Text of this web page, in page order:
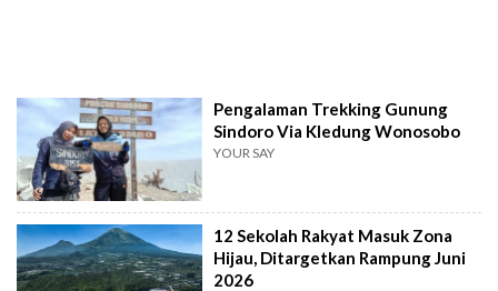
Pengalaman Trekking Gunung
Sindoro Via Kledung Wonosobo
YOUR SAY
12 Sekolah Rakyat Masuk Zona
Hijau, Ditargetkan Rampung Juni
2026